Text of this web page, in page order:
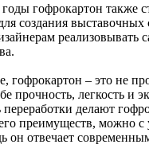
гофрокартон также
создания выставочных
реализовывать
гофрокартон – это не
прочность, легкость и
делают
преимуществ, можно с
он отвечает